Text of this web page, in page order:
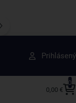
Prihlásený
0
0,00 €
skôr ako